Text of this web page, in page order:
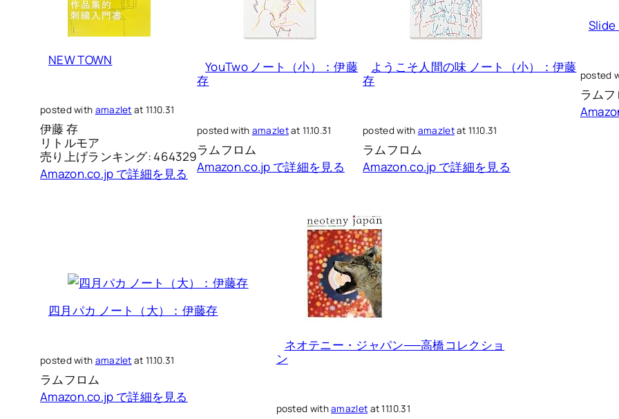
NEW TOWN
posted with amazlet at 11.10.31
伊藤 存
リトルモア
売り上げランキング: 464329
Amazon.co.jp で詳細を見る
YouTwo ノート（小）：伊藤
存
posted with amazletat 11.10.31
ラムフロム
Amazon.co.jp で詳細を見る
ようこそ人間の味 ノート（小）：伊藤
存
posted with amazletat 11.10.31
ラムフロム
Amazon.co.jp で詳細を見る
Slide
posted
ラム
四月パカ ノート（大）：伊藤存
posted with amazlet at 11.10.31
ラムフロム
Amazon.co.jp で詳細を見る
ネオテニー・ジャパン──高橋コレクショ
ン
posted withamazlet at 11.10.31